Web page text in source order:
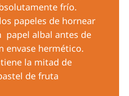
frío.
papeles de hornear
papel albal antes de
envase hermético.
la mitad de
de fruta